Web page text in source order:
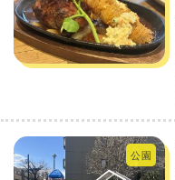
公園